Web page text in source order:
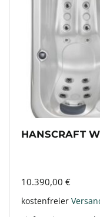
HANSCRAFT
10.390,00 €
kostenfreier